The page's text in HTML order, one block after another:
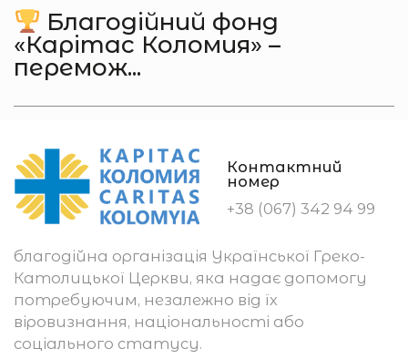
Благодійний фонд
«Карітас Коломия» –
перемож...
Контактний
номер
+38 (067) 342 94 99
благодійна організація Української Греко-
Католицької Церкви, яка надає допомогу
потребуючим, незалежно від їх
віровизнання, національності або
соціального статусу.